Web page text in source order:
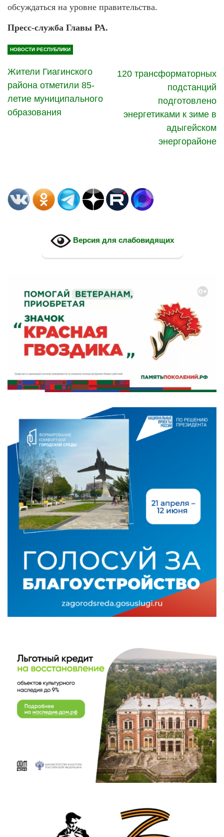
обсуждаться на уровне правительства.
Пресс-служба Главы РА.
НОВОСТИ РЕСПУБЛИКИ
Жители Гиагинского
района отметили 85-
летие муниципального
образования
120 трансформаторных
подстанций
подготовлено
энергетиками к зиме в
адыгейском
энергорайоне
Версия для слабовидящих